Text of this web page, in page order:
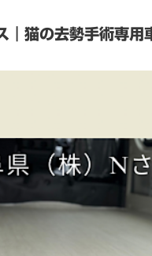
｜猫の去勢手術専